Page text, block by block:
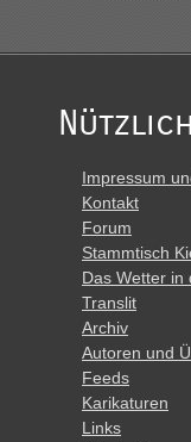
Impressum
Kontakt
Forum
Stammtisch
Das Wetter in
Translit
Archiv
Autoren und
Feeds
Karikaturen
Links